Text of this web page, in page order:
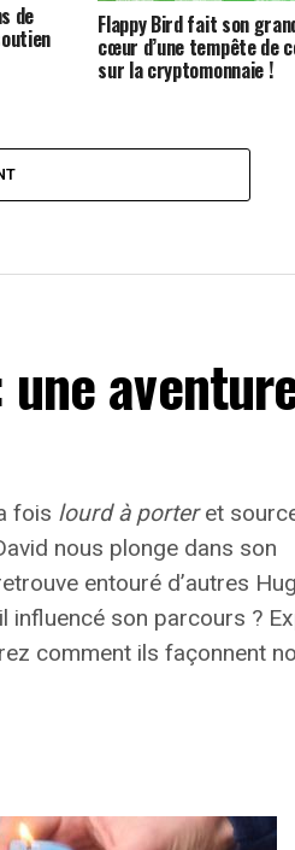
de Flappy Bird fait son
cœur d’une tempête de
sur la cryptomonnaie !
fois lourd à porteret
nous plonge dans son
entouré d’autres
influencé son parcours ?
comment ils façonnent